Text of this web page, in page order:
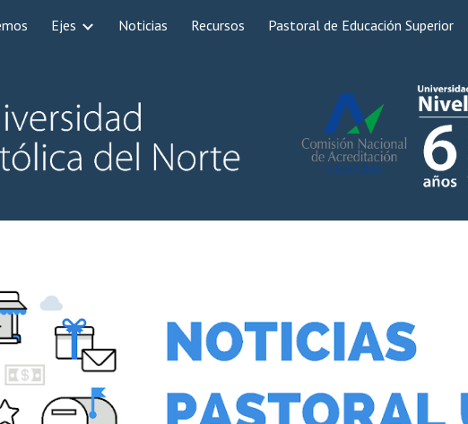
Skip to navigation
Ejes Noticias Recursos Pastoral de Educación Superior